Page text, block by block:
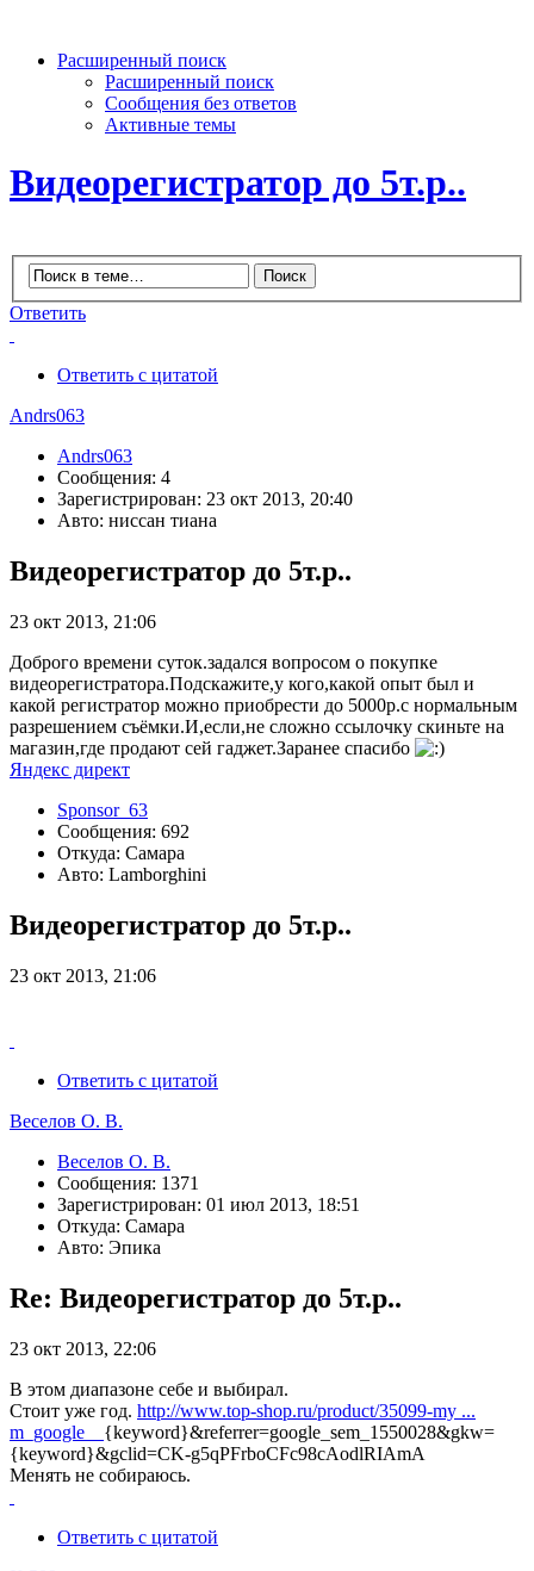
Расширенный поиск
Расширенный поиск
Сообщения без ответов
Активные темы
Видеорегистратор до 5т.р..
Ответить
Ответить с цитатой
Andrs063
Andrs063
Сообщения: 4
Зарегистрирован: 23 окт 2013, 20:40
Авто: ниссан тиана
Видеорегистратор до 5т.р..
23 окт 2013, 21:06
Доброго времени суток.задался вопросом о покупке
видеорегистратора.Подскажите,у кого,какой опыт был и
какой регистратор можно приобрести до 5000р.с нормальным
разрешением съёмки.И,если,не сложно ссылочку скиньте на
магазин,где продают сей гаджет.Заранее спасибо
Яндекс директ
Sponsor_63
Сообщения: 692
Откуда: Самара
Авто: Lamborghini
Видеорегистратор до 5т.р..
23 окт 2013, 21:06
Ответить с цитатой
Веселов О. В.
Веселов О. В.
Сообщения: 1371
Зарегистрирован: 01 июл 2013, 18:51
Откуда: Самара
Авто: Эпика
Re: Видеорегистратор до 5т.р..
23 окт 2013, 22:06
В этом диапазоне себе и выбирал.
Стоит уже год. http://www.top-shop.ru/product/35099-my ...
m_google__ {keyword}&referrer=google_sem_1550028&gkw=
{keyword}&gclid=CK-g5qPFrboCFc98cAodlRIAmA
Менять не собираюсь.
Ответить с цитатой